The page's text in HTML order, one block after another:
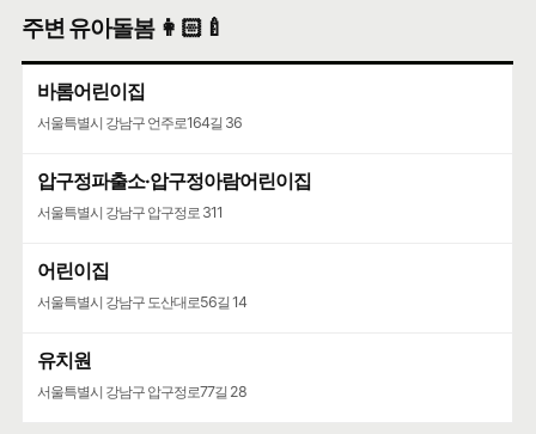
주변 유아돌봄 👩🏻‍🍼
바롬어린이집
서울특별시 강남구 언주로164길 36
압구정파출소·압구정아람어린이집
서울특별시 강남구 압구정로 311
어린이집
서울특별시 강남구 도산대로56길 14
유치원
서울특별시 강남구 압구정로77길 28